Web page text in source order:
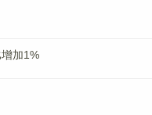
加1%